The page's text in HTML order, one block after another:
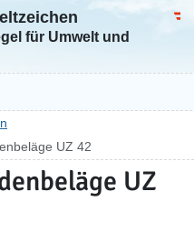
für Umwelt und
UZ 42
UZ